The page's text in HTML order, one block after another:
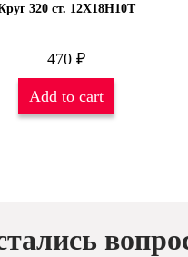
320 ст. 12Х18Н10Т
470 ₽
Add to cart